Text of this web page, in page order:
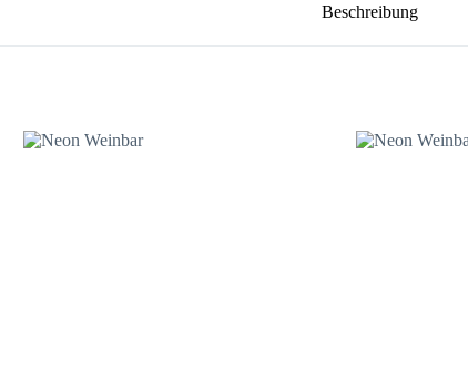
Beschreibung